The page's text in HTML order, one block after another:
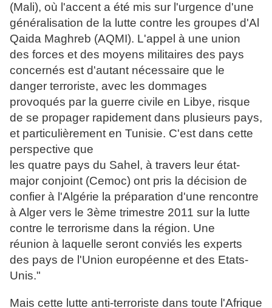
(Mali), où l'accent a été mis sur l'urgence d'une
généralisation de la lutte contre les groupes d'Al
Qaida Maghreb (AQMI). L'appel à une union
des forces et des moyens militaires des pays
concernés est d'autant nécessaire que le
danger terroriste, avec les dommages
provoqués par la guerre civile en Libye, risque
de se propager rapidement dans plusieurs pays,
et particulièrement en Tunisie. C'est dans cette
perspective que
les quatre pays du Sahel, à travers leur état-
major conjoint (Cemoc) ont pris la décision de
confier à l'Algérie la préparation d'une rencontre
à Alger vers le 3ème trimestre 2011 sur la lutte
contre le terrorisme dans la région. Une
réunion à laquelle seront conviés les experts
des pays de l'Union européenne et des Etats-
Unis."
Mais cette lutte anti-terroriste dans toute l'Afrique